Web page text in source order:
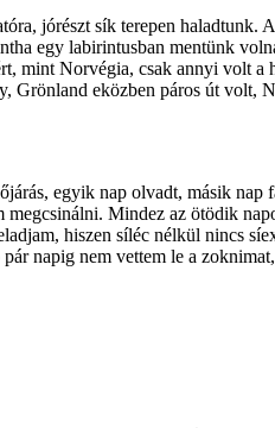
jórészt sík terepen haladtunk.
egy labirintusban mentünk
mint Norvégia, csak annyi volt a
eközben páros út volt,
egyik nap olvadt, másik
Mindez az ötödik
hiszen síléc nélkül nincs
napig nem vettem le a